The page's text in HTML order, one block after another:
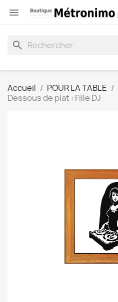

search
Accueil POUR LA TABLE
Dessous de plat : Fille DJ